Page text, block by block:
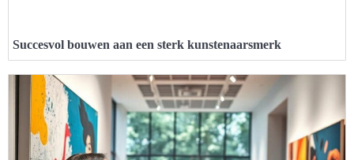
Succesvol bouwen aan een sterk kunstenaarsmerk